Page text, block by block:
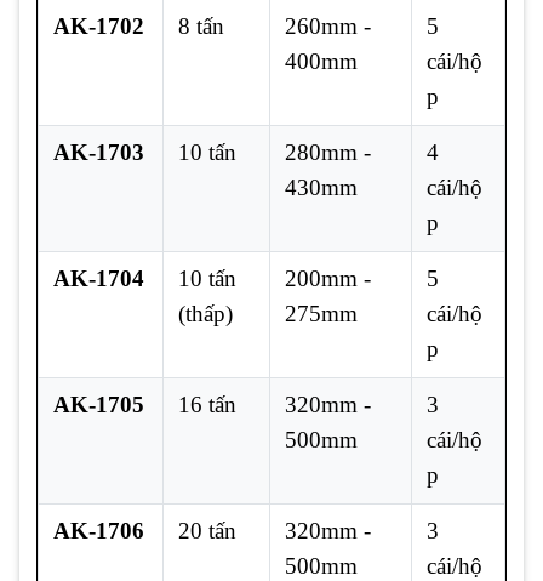
AK-1702 8 tấn
260mm -
400mm
5
cái/hộ
p
AK-1703 10 tấn
280mm -
430mm
4
cái/hộ
p
AK-1704
10 tấn
(thấp)
200mm -
275mm
5
cái/hộ
p
AK-1705 16 tấn
320mm -
500mm
3
cái/hộ
p
AK-1706 20 tấn
320mm -
500mm
3
cái/hộ